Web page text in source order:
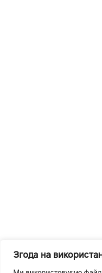
Згода на